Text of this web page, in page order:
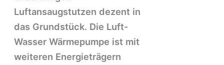
Luftansaugstutzen dezent in
das Grundstück. Die Luft-
Wasser Wärmepumpe ist mit
weiteren Energieträgern